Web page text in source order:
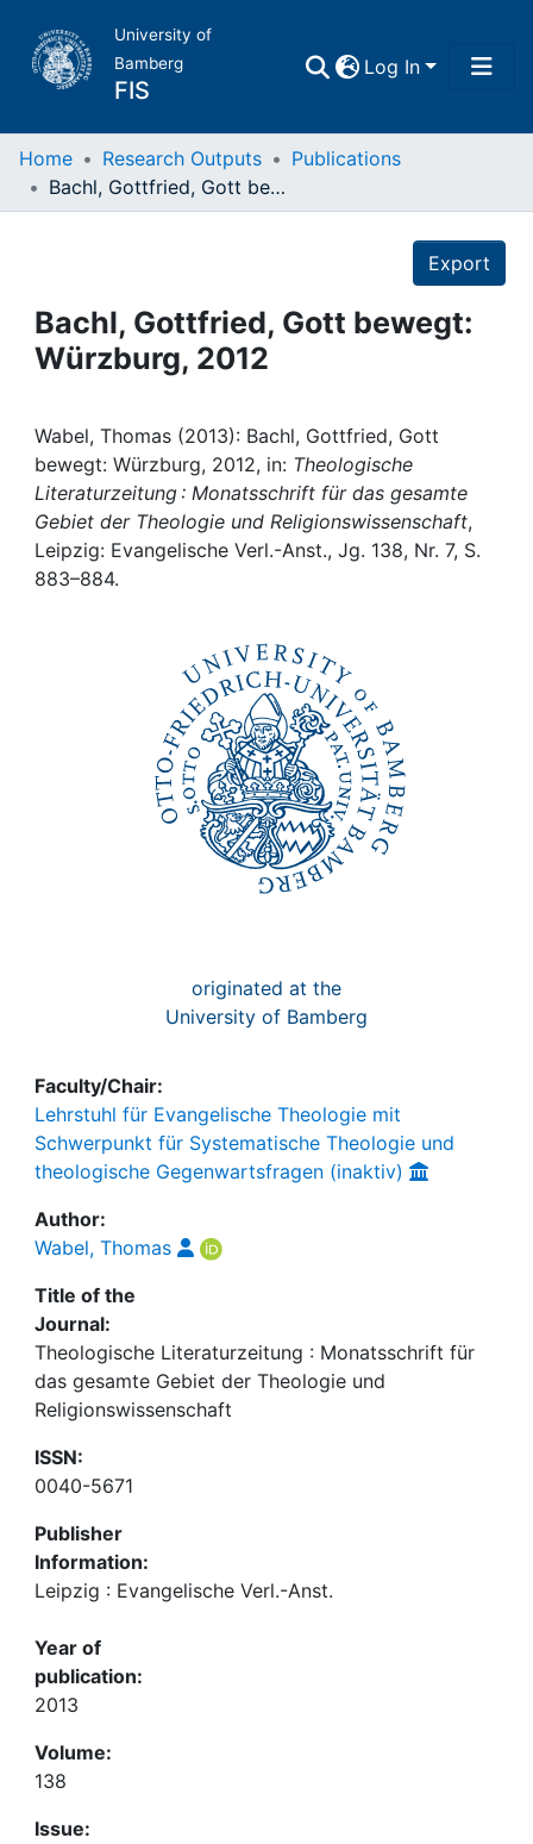
University of
Bamberg
FIS
Log In
Home
Projects
Institutions
Awards
Home Research Outputs
Publications
Bachl, Gottfried, Gott bewegt: Würzburg, 2012
Export
Bachl, Gottfried, Gott bewegt:
Würzburg, 2012
Wabel, Thomas (2013): Bachl, Gottfried, Gott
bewegt: Würzburg, 2012, in: Theologische
Literaturzeitung : Monatsschrift für das gesamte
Gebiet der Theologie und Religionswissenschaft,
Leipzig: Evangelische Verl.-Anst., Jg. 138, Nr. 7, S.
883–884.
originated at the
University of Bamberg
Faculty/Chair:
Lehrstuhl für Evangelische Theologie mit
Schwerpunkt für Systematische Theologie und
theologische Gegenwartsfragen (inaktiv)
Author:
Wabel, Thomas
Title of the
Journal:
Theologische Literaturzeitung : Monatsschrift für
das gesamte Gebiet der Theologie und
Religionswissenschaft
ISSN:
0040-5671
Publisher
Information:
Leipzig : Evangelische Verl.-Anst.
Year of
publication:
2013
Volume:
138
Issue: